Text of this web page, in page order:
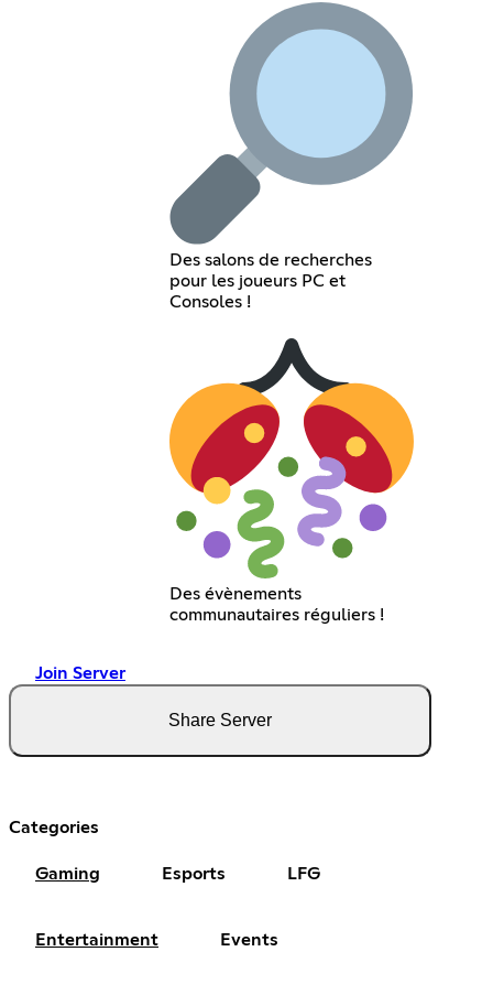
Des salons de recherches
pour les joueurs PC et
Consoles !
Des évènements
communautaires réguliers !
Join Server
Share Server
Categories
Gaming Esports LFG
Entertainment Events